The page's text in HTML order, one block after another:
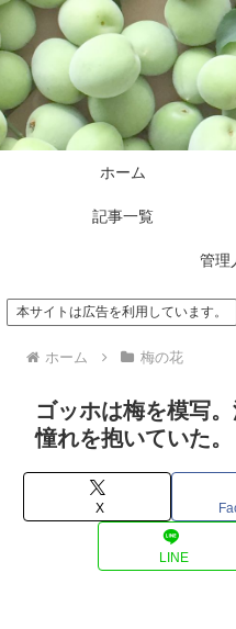
ホーム
記事一覧
管理
本サイトは広告を利用しています。
ホーム 梅の花
ゴッホは梅を模写
憧れを抱いていた。
X
LINE